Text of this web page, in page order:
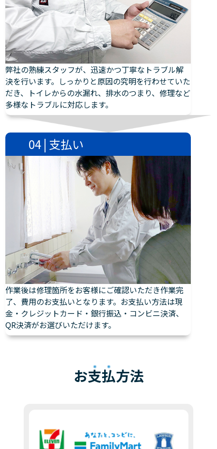
弊社の熟練スタッフが、迅速かつ丁寧なトラブル解
決を行います。しっかりと原因の究明を行わせていた
だき、トイレからの水漏れ、排水のつまり、修理など
多様なトラブルに対応します。
04 | 支払い
作業後は修理箇所をお客様にご確認いただき作業完
了、費用のお支払いとなります。お支払い方法は現
金・クレジットカード・銀行振込・コンビニ決済、
QR決済がお選びいただけます。
お支払方法